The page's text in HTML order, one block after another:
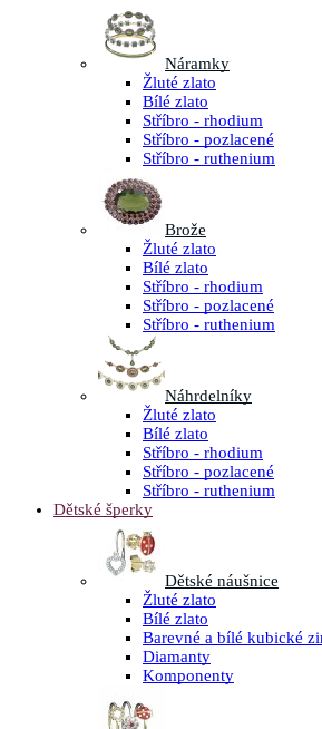
Náramky
Žluté zlato
Bílé zlato
Stříbro - rhodium
Stříbro - pozlacené
Stříbro - ruthenium
Brože
Žluté zlato
Bílé zlato
Stříbro - rhodium
Stříbro - pozlacené
Stříbro - ruthenium
Náhrdelníky
Žluté zlato
Bílé zlato
Stříbro - rhodium
Stříbro - pozlacené
Stříbro - ruthenium
Dětské šperky
Dětské náušnice
Žluté zlato
Bílé zlato
Barevné a bílé kubické
Diamanty
Komponenty